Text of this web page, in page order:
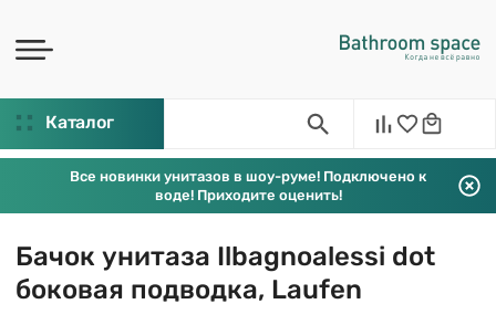
Каталог
Все новинки унитазов в шоу-руме! Подключено к
воде! Приходите оценить!
Бачок унитаза Ilbagnoalessi dot
боковая подводка, Laufen